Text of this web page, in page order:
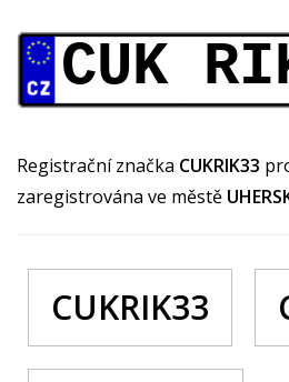
CUK
Registrační značka CUKRIK33
zaregistrována ve městě
CUKRIK33